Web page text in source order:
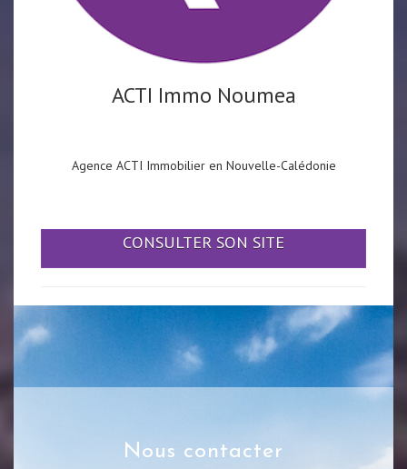
ACTI Immo Noumea
Agence ACTI Immobilier en Nouvelle-Calédonie
CONSULTER SON SITE
nous contacter